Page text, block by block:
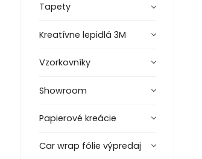
Tapety
Kreatívne lepidlá 3M
Vzorkovníky
Showroom
Papierové kreácie
Car wrap fólie výpredaj